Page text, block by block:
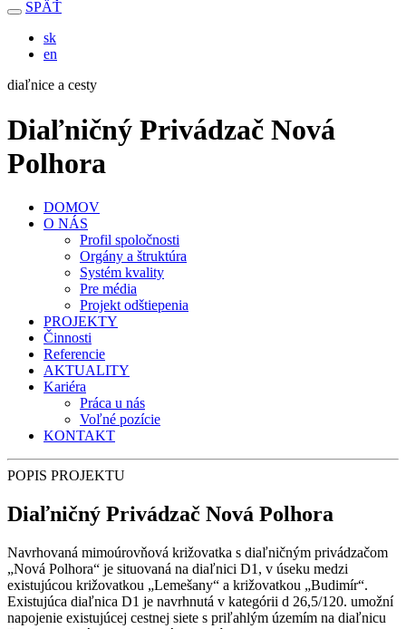
SPÄŤ
sk
en
diaľnice a cesty
Diaľničný Privádzač Nová
Polhora
DOMOV
O NÁS
Profil spoločnosti
Orgány a štruktúra
Systém kvality
Pre média
Projekt odštiepenia
PROJEKTY
Činnosti
Referencie
AKTUALITY
Kariéra
Práca u nás
Voľné pozície
KONTAKT
POPIS PROJEKTU
Diaľničný Privádzač Nová Polhora
Navrhovaná mimoúrovňová križovatka s diaľničným privádzačom
„Nová Polhora“ je situovaná na diaľnici D1, v úseku medzi
existujúcou križovatkou „Lemešany“ a križovatkou „Budimír“.
Existujúca diaľnica D1 je navrhnutá v kategórii d 26,5/120. umožní
napojenie existujúcej cestnej siete s priľahlým územím na diaľnicu